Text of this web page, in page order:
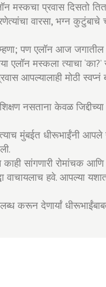
मस्कचा प्रवास
वारसा, भग्न कुटुंबाचे
म्हणा; पण एलॉन आज
एलॉन मस्कला त्याचा
आपल्यालाही मोठी स्वप्नं
शिक्षण नसताना केवळ
मुंबईत धीरूभाईंनी
काही सांगणारी रोमांचक
वाचायलाच हवे. आपल्या
करून देणार्यां